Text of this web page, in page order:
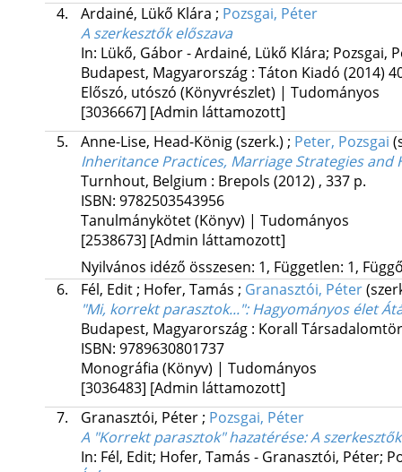
4.
Ardainé, Lükő Klára ; Pozsgai, Péter
A szerkesztők előszava
In: Lükő, Gábor - Ardainé, Lükő Klára; Pozsgai,
Budapest, Magyarország : Táton Kiadó (2014)
Előszó, utószó (Könyvrészlet) | Tudományos
[3036667] [Admin láttamozott]
5.
Anne-Lise, Head-König(szerk.) ; Peter, Pozsgai
Inheritance Practices, Marriage Strategies
Turnhout, Belgium : Brepols (2012) , 337 p.
ISBN: 9782503543956
Tanulmánykötet (Könyv) | Tudományos
[2538673] [Admin láttamozott]
Nyilvános idéző összesen: 1, Független: 1,
6.
Fél, Edit; Hofer, Tamás ; Granasztói, Péter
"Mi, korrekt parasztok...": Hagyományos élet
Budapest, Magyarország : Korall
ISBN: 9789630801737
Monográfia (Könyv) | Tudományos
[3036483] [Admin láttamozott]
7.
Granasztói, Péter; Pozsgai, Péter
A "Korrekt parasztok" hazatérése: A
In: Fél, Edit; Hofer, Tamás - Granasztói, Péter;